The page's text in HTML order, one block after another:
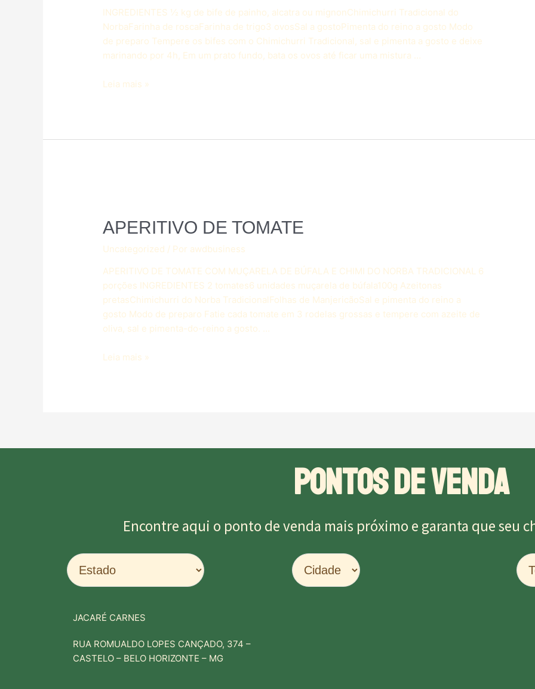
INGREDIENTES ½ kg de bife de painho, alcatra ou mignonChimichurri Tradicional do
NorbaFarinha de roscaFarinha de trigo3 ovosSal a gostoPimenta do reino a gosto Modo
de preparo Tempere os bifes com o Chimichurri Tradicional, sal e pimenta a gosto e deixe
marinando por 4h, Em um prato fundo, bata os ovos até ficar uma mistura …
Leia mais »
APERITIVO DE TOMATE
Uncategorized / Por awdbusiness
APERITIVO DE TOMATE COM MUÇARELA DE BÚFALA E CHIMI DO NORBA TRADICIONAL 6
porções INGREDIENTES 2 tomates6 unidades muçarela de búfala100g Azeitonas
pretasChimichurri do Norba TradicionalFolhas de ManjericãoSal e pimenta do reino a
gosto Modo de preparo Fatie cada tomate em 3 rodelas grossas e tempere com azeite de
oliva, sal e pimenta-do-reino a gosto. …
Leia mais »
PONTOS DE VENDA
Encontre aqui o ponto de venda mais próximo e garanta que seu
JACARÉ CARNES
RUA ROMUALDO LOPES CANÇADO, 374 –
CASTELO – BELO HORIZONTE – MG